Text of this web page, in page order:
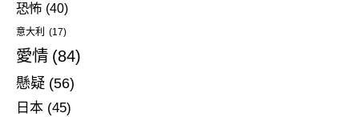
恐怖 (40)
意大利 (17)
愛情 (84)
懸疑 (56)
日本 (45)